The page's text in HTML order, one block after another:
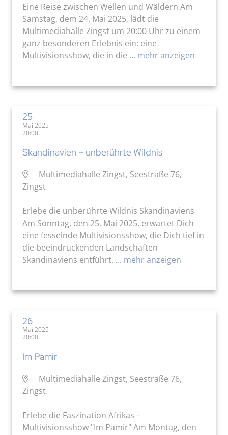
Eine Reise zwischen Wellen und Wäldern Am
Samstag, dem 24. Mai 2025, lädt die
Multimediahalle Zingst um 20:00 Uhr zu einem
ganz besonderen Erlebnis ein: eine
Multivisionsshow, die in die ... mehr anzeigen
25
Mai 2025
20:00
Skandinavien – unberührte Wildnis
Multimediahalle Zingst, Seestraße 76,
Zingst
Erlebe die unberührte Wildnis Skandinaviens
Am Sonntag, den 25. Mai 2025, erwartet Dich
eine fesselnde Multivisionsshow, die Dich tief in
die beeindruckenden Landschaften
Skandinaviens entführt. ... mehr anzeigen
26
Mai 2025
20:00
Im Pamir
Multimediahalle Zingst, Seestraße 76,
Zingst
Erlebe die Faszination Afrikas –
Multivisionsshow "Im Pamir" Am Montag, den